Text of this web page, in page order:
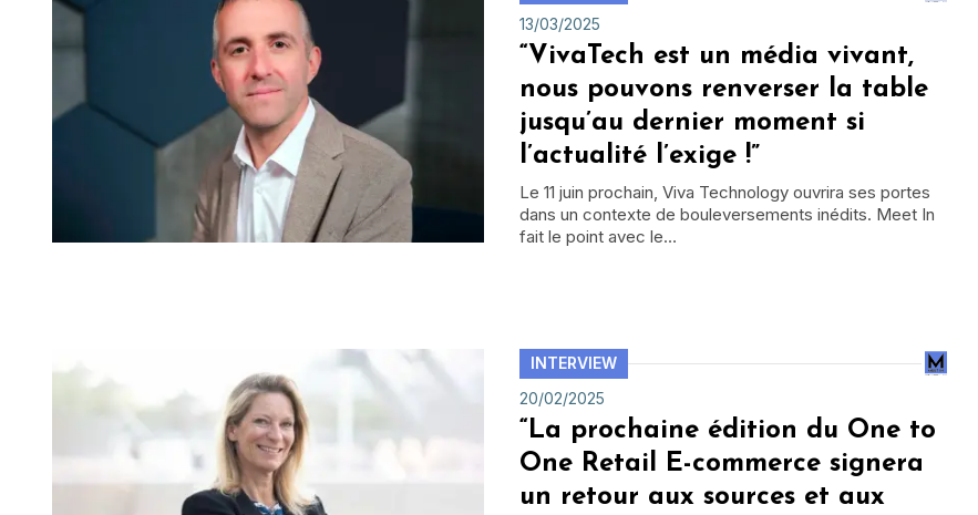
13/03/2025
“VivaTech est un média vivant,
nous pouvons renverser la table
jusqu’au dernier moment si
l’actualité l’exige !”
Le 11 juin prochain, Viva Technology ouvrira ses portes
dans un contexte de bouleversements inédits. Meet In
fait le point avec le…
INTERVIEW
20/02/2025
“La prochaine édition du One to
One Retail E-commerce signera
un retour aux sources et aux